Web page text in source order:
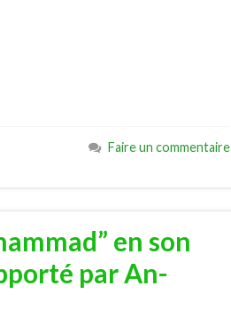
Faire un commentaire
en son
par An-